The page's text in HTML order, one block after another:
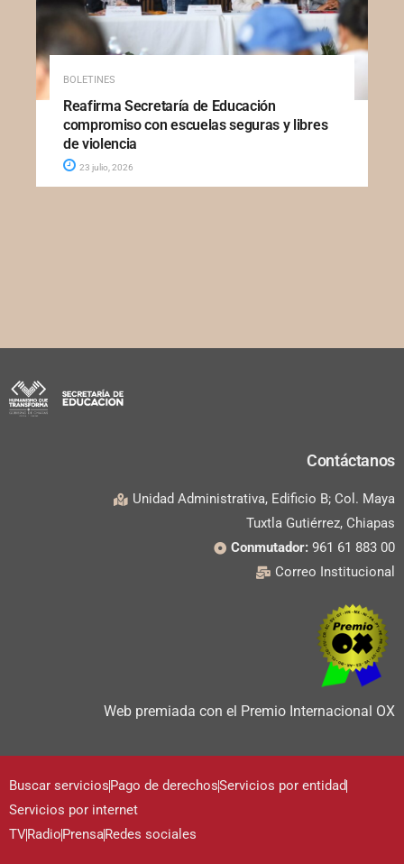
BOLETINES
Reafirma Secretaría de Educación
compromiso con escuelas seguras y libres
de violencia
23 julio, 2026
Contáctanos
Unidad Administrativa, Edificio B; Col. Maya
Tuxtla Gutiérrez, Chiapas
Conmutador: 961 61 883 00
Correo Institucional
Web premiada con el Premio Internacional OX
Buscar servicios Pago de derechosServicios por entidad
Servicios por internet
TVRadio PrensaRedes sociales